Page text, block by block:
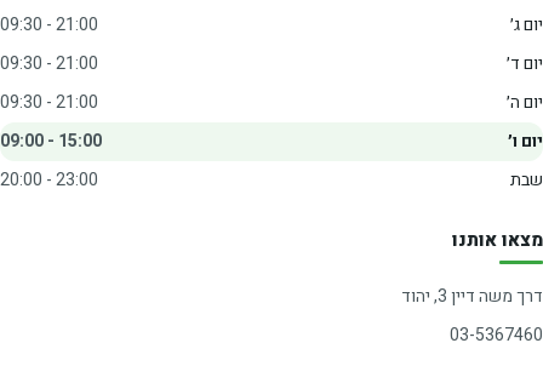
ג׳
09:30 - 21:00
ד׳
09:30 - 21:00
ה׳
09:30 - 21:00
ו׳
09:00 - 15:00
20:00 - 23:00
אותנו
משה דיין 3, יהוד
03-